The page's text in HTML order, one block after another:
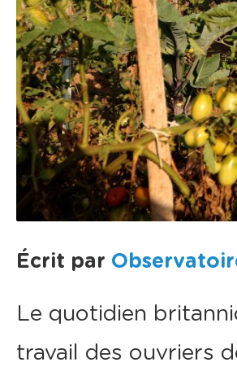
Écrit par
Le quotidien
travail des ouvriers